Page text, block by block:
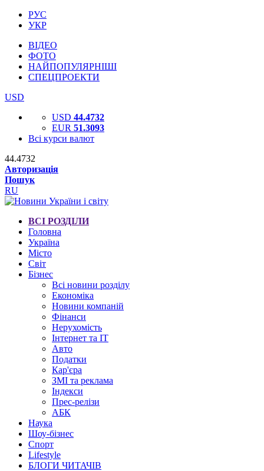
РУС
УКР
ВІДЕО
ФОТО
НАЙПОПУЛЯРНІШІ
СПЕЦПРОЕКТИ
USD
USD 44.4732
EUR 51.3093
Всі курси валют
44.4732
Авторизація
Пошук
RU
ВСІ РОЗДІЛИ
Головна
Україна
Місто
Світ
Бізнес
Всі новини розділу
Економіка
Новини компаній
Фінанси
Нерухомість
Інтернет та IT
Авто
Податки
Кар'єра
ЗМІ та реклама
Індекси
Прес-релізи
АБК
Наука
Шоу-бізнес
Спорт
Lifestyle
БЛОГИ ЧИТАЧІВ